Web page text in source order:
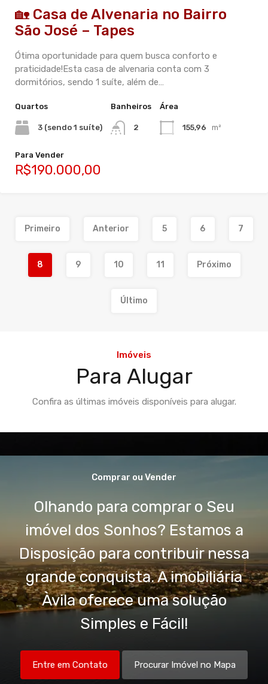
🏡 Casa de Alvenaria no Bairro
São José – Tapes
Ótima oportunidade para quem busca conforto e
praticidade!Esta casa de alvenaria conta com 3
dormitórios, sendo 1 suíte, além de…
Quartos
3 (sendo 1 suíte)
Banheiros
2
Área
155,96 m²
Para Vender
R$190.000,00
Primeiro Anterior 5 6 7
8 9 10 11 Próximo
Último
Imóveis
Para Alugar
Confira as últimas imóveis disponíveis para alugar.
Comprar ou Vender
Olhando para comprar o Seu
imóvel dos Sonhos? Estamos a
Disposição para contribuir nessa
grande conquista. A imobiliária
Àvila oferece uma solução
Simples e Fácil!
Entre em Contato Procurar Imóvel no Mapa